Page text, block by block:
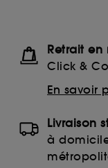
Retrait en
Click &
En savoir
Livraison
à